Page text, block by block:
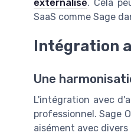
externalisé. Cela
SaaS comme Sage
Intégration
Une
L'intégration avec
professionnel. Sage
aisément avec